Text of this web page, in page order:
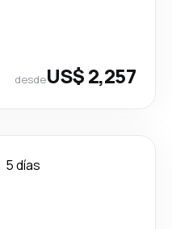
desdeUS$ 2,257
5 días